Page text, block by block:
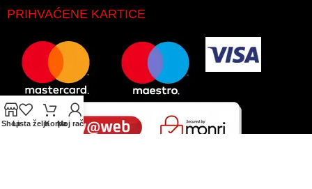
PRIHVAĆENE KARTICE
ShopLista željaKorpaMoj račun